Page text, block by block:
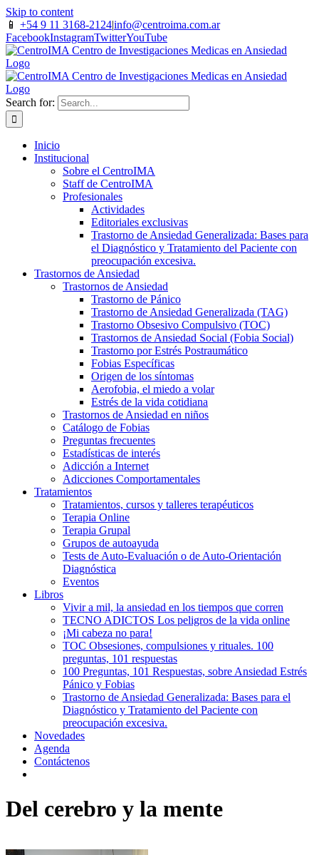
Skip to content
📱 +54 9 11 3168-2124|info@centroima.com.ar
FacebookInstagramTwitterYouTube
Search for:
Inicio
Institucional
Sobre el CentroIMA
Staff de CentroIMA
Profesionales
Actividades
Editoriales exclusivas
Trastorno de Ansiedad Generalizada: Bases para
el Diagnóstico y Tratamiento del Paciente con
preocupación excesiva.
Trastornos de Ansiedad
Trastornos de Ansiedad
Trastorno de Pánico
Trastorno de Ansiedad Generalizada (TAG)
Trastorno Obsesivo Compulsivo (TOC)
Trastornos de Ansiedad Social (Fobia Social)
Trastorno por Estrés Postraumático
Fobias Específicas
Origen de los síntomas
Aerofobia, el miedo a volar
Estrés de la vida cotidiana
Trastornos de Ansiedad en niños
Catálogo de Fobias
Preguntas frecuentes
Estadísticas de interés
Adicción a Internet
Adicciones Comportamentales
Tratamientos
Tratamientos, cursos y talleres terapéuticos
Terapia Online
Terapia Grupal
Grupos de autoayuda
Tests de Auto-Evaluación o de Auto-Orientación
Diagnóstica
Eventos
Libros
Vivir a mil, la ansiedad en los tiempos que corren
TECNO ADICTOS Los peligros de la vida online
¡Mi cabeza no para!
TOC Obsesiones, compulsiones y rituales. 100
preguntas, 101 respuestas
100 Preguntas, 101 Respuestas, sobre Ansiedad Estrés
Pánico y Fobias
Trastorno de Ansiedad Generalizada: Bases para el
Diagnóstico y Tratamiento del Paciente con
preocupación excesiva.
Novedades
Agenda
Contáctenos
Del cerebro y la mente